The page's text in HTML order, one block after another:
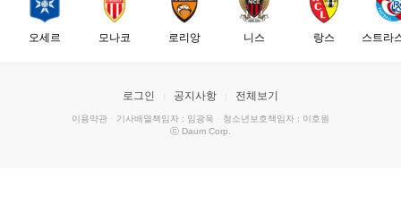
오세르 모나코 로리앙 니스 랑스 스트라
로그인 공지사항 전체보기
이용약관 · 기사배열책임자 : 임광욱 · 청소년보호책임자 : 이호원
ⓒ Daum Corp.